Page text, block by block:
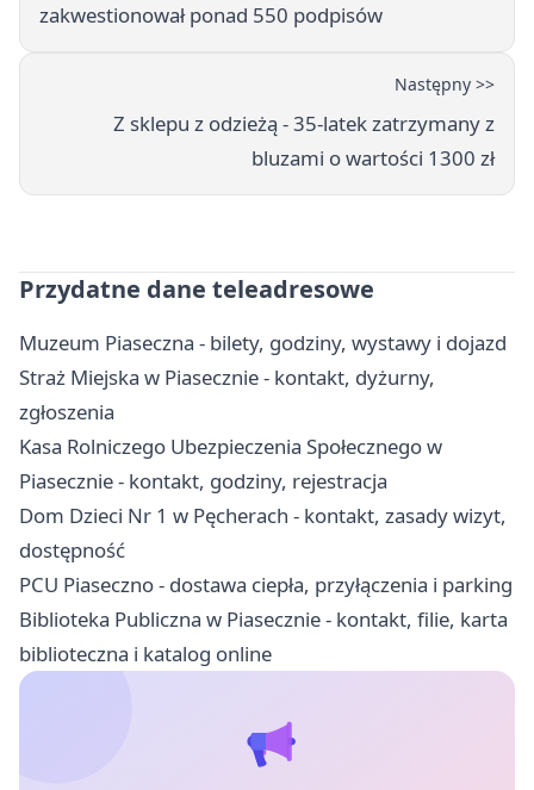
zakwestionował ponad 550 podpisów
Następny >>
Z sklepu z odzieżą - 35-latek zatrzymany z
bluzami o wartości 1300 zł
Przydatne dane teleadresowe
Muzeum Piaseczna - bilety, godziny, wystawy i dojazd
Straż Miejska w Piasecznie - kontakt, dyżurny,
zgłoszenia
Kasa Rolniczego Ubezpieczenia Społecznego w
Piasecznie - kontakt, godziny, rejestracja
Dom Dzieci Nr 1 w Pęcherach - kontakt, zasady wizyt,
dostępność
PCU Piaseczno - dostawa ciepła, przyłączenia i parking
Biblioteka Publiczna w Piasecznie - kontakt, filie, karta
biblioteczna i katalog online